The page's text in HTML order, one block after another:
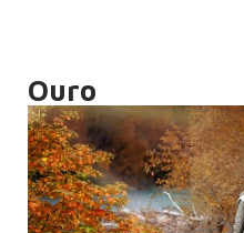
Ouro